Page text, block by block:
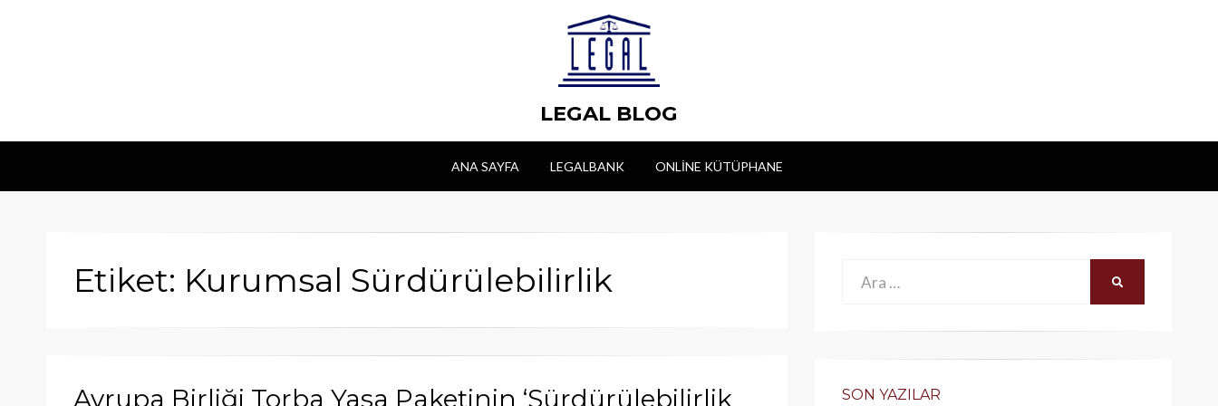
LEGAL BLOG
ANA SAYFA LEGALBANK ONLINE KÜTÜPHANE
Etiket: Kurumsal Sürdürülebilirlik
Avrupa Birliği Torba Yasa Paketinin ‘Sürdürülebilirlik
Ara:
SON YAZILAR